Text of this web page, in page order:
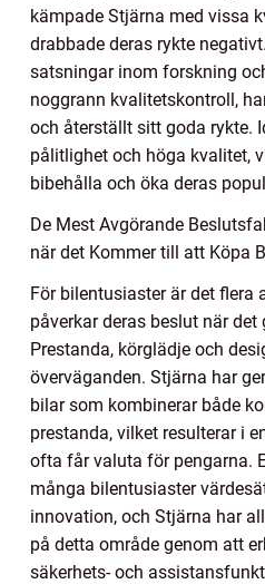
kämpade Stjärna med vissa
drabbade deras rykte
satsningar inom forskning
noggrann kvalitetskontroll,
och återställt sitt goda rykte.
pålitlighet och höga kvalitet,
bibehålla och öka deras
De Mest Avgörande
när det Kommer till att Köpa
För bilentusiaster är det flera
påverkar deras beslut när
Prestanda, körglädje och
överväganden. Stjärna har
bilar som kombinerar både
prestanda, vilket resulterar i
ofta får valuta för pengarna.
många bilentusiaster
innovation, och Stjärna har
på detta område genom att
säkerhets- och